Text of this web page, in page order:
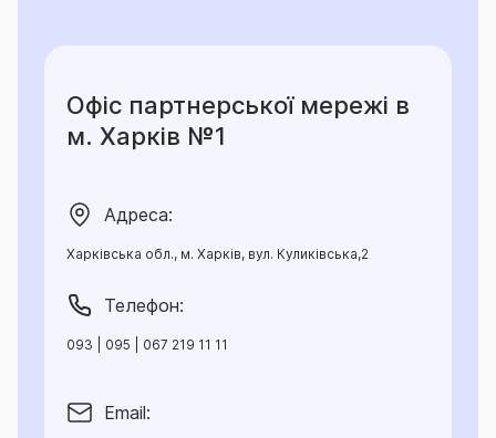
підстави для відмови у здійсненні страхових
виплат, ліміти відповідальності страховика за
розрахунку та умови здійснення страхових виплат.
Така інформація викладена у даному
Офіс партнерської мережі в
м. Харків №1
Адреса:
Харківська обл., м. Харків, вул. Куликівська,2
Телефон:
093 | 095 | 067 219 11 11
Email: